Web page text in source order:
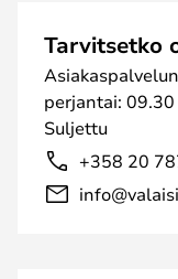
Tarvitsetko
perjantai:
Suljettu
+358 20